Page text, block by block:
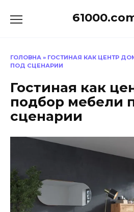
до
ГОЛОВНА » ГОСТИНАЯ КАК ЦЕНТР
ПОД СЦЕНАРИИ
Гостиная как
подбор мебели
сценарии